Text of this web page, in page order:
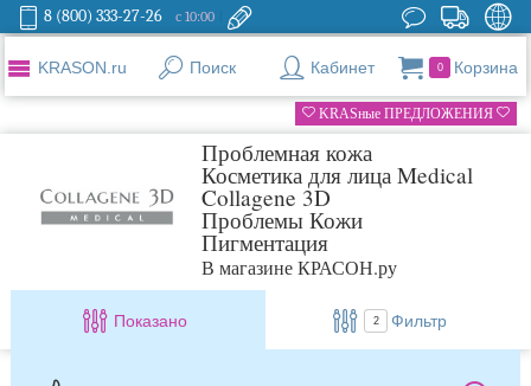
8 (800) 333-27-26 с 10:00
KRASON.ru Поиск Кабинет 0 Корзина
KRASные ПРЕДЛОЖЕНИЯ
Проблемная кожа
Косметика для лица Medical
Collagene 3D
Проблемы Кожи
Пигментация
В магазине КРАСОН.ру
Показано 2 Фильтр